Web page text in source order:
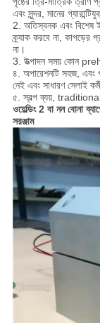
এবং সুন্দর, মানের
2. অতিস্বনক এবং বিশেষ
ক্র্যাক করবে না, কাপড়ের
না।
3. উত্পাদন সময় কোন
৪. অপারেশনটি সহজ, এবং
নেই এবং সাধারণ সেলাই
৫. স্বল্প ব্যয়,
ওয়েল্ডিং 2 বা নন বোনা
সরঞ্জাম